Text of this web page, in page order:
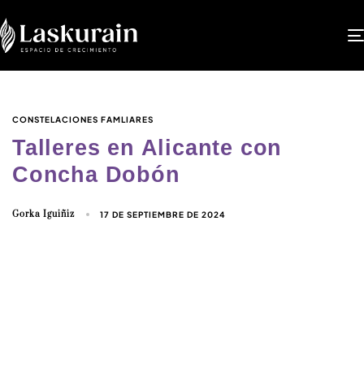
CONSTELACIONES FAMLIARES
Talleres en Alicante con
Concha Dobón
Gorka Iguiñiz 17 DE SEPTIEMBRE DE 2024